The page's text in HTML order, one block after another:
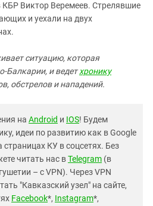
Виктор Веремеев. Стрелявшие
и уехали на двух
ситуацию, которая
Балкарии, и ведетхронику
обстрелов и нападений.
на Android и IOS! Будем
идеи по развитию как в Google
страницах КУ в соцсетях. Без
читать нас вTelegram (в
– с VPN). Через VPN
"Кавказский узел" на сайте,
Facebook*, Instagram*,